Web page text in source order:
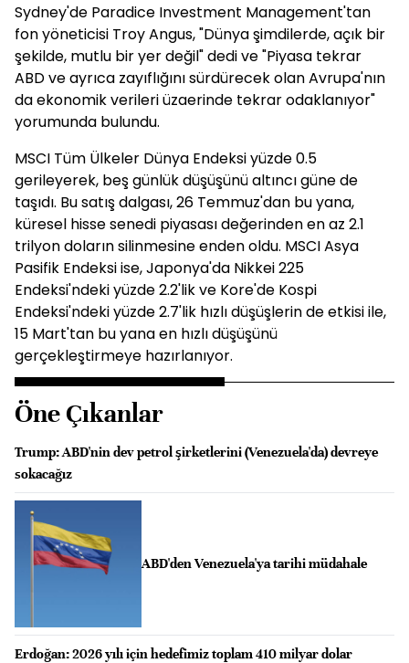
Sydney'de Paradice Investment Management'tan
fon yöneticisi Troy Angus, "Dünya şimdilerde, açık bir
şekilde, mutlu bir yer değil" dedi ve "Piyasa tekrar
ABD ve ayrıca zayıflığını sürdürecek olan Avrupa'nın
da ekonomik verileri üzaerinde tekrar odaklanıyor"
yorumunda bulundu.
MSCI Tüm Ülkeler Dünya Endeksi yüzde 0.5
gerileyerek, beş günlük düşüşünü altıncı güne de
taşıdı. Bu satış dalgası, 26 Temmuz'dan bu yana,
küresel hisse senedi piyasası değerinden en az 2.1
trilyon doların silinmesine enden oldu. MSCI Asya
Pasifik Endeksi ise, Japonya'da Nikkei 225
Endeksi'ndeki yüzde 2.2'lik ve Kore'de Kospi
Endeksi'ndeki yüzde 2.7'lik hızlı düşüşlerin de etkisi ile,
15 Mart'tan bu yana en hızlı düşüşünü
gerçekleştirmeye hazırlanıyor.
Öne Çıkanlar
Trump: ABD'nin dev petrol şirketlerini (Venezuela'da) devreye
sokacağız
ABD'den Venezuela'ya tarihi müdahale
Erdoğan: 2026 yılı için hedefimiz toplam 410 milyar dolar